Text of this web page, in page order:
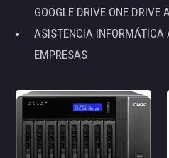
GOOGLE DRIVE ONE DRIVE
ASISTENCIA INFORMÁTICA
EMPRESAS